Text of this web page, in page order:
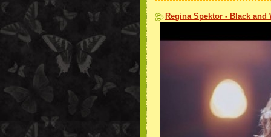
Regina Spektor - Black and